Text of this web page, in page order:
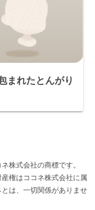
まれたとんがり
株式会社の商標です。
権はココネ株式会社に属
は、一切関係がありませ